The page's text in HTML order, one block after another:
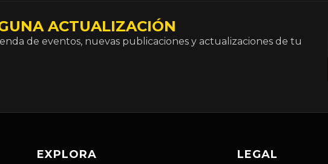
ACTUALIZACIÓN
de eventos, nuevas publicaciones y actualizaciones de tu
EXPLORA LEGAL